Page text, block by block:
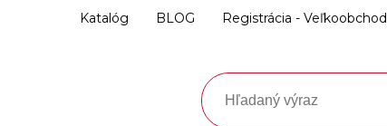
Katalóg BLOG Registrácia - Veľkoobchod